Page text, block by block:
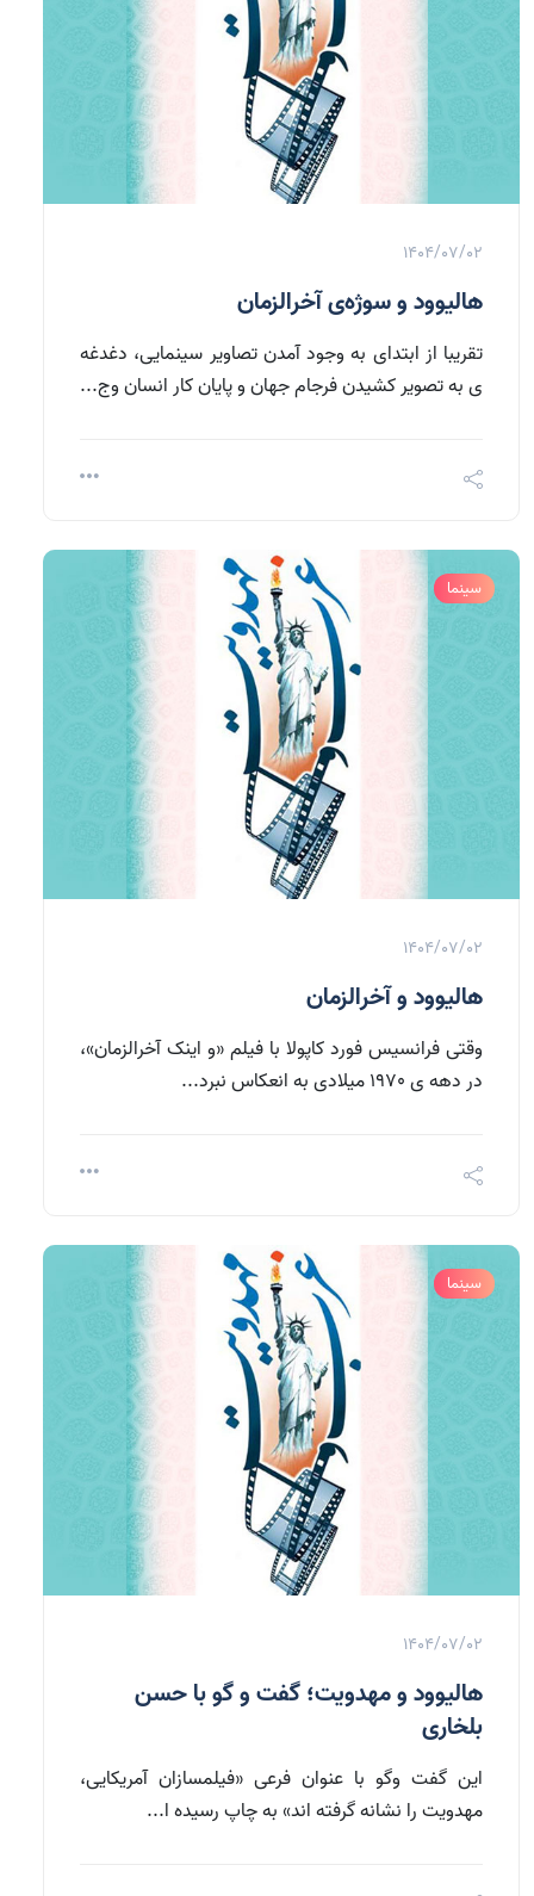
1404/07/02
هالیوود و سوژه‌ی آخرالزمان
تقریبا از ابتدای به وجود آمدن تصاویر سینمایی، دغدغه
ی به تصویر کشیدن فرجام جهان و پایان کار انسان وج...
سینما
1404/07/02
هالیوود و آخرالزمان
وقتی فرانسیس فورد کاپولا با فیلم «و اینک آخرالزمان»،
در دهه ی 1970 میلادی به انعکاس نبرد...
سینما
1404/07/02
هالیوود و مهدویت؛ گفت و گو با حسن
بلخاری
این گفت وگو با عنوان فرعی «فیلمسازان آمریکایی،
مهدویت را نشانه گرفته اند» به چاپ رسیده ا...